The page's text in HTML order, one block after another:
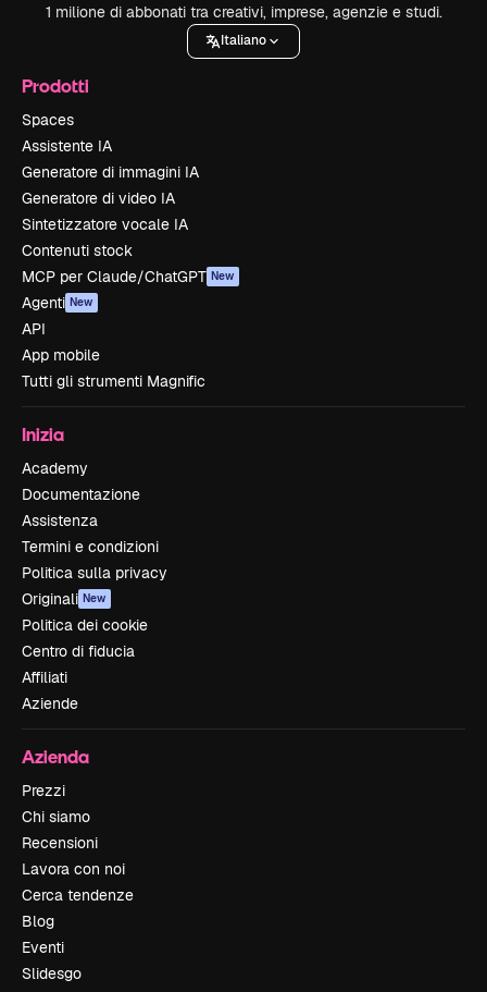
1 milione di abbonati tra creativi, imprese, agenzie e studi.
Italiano
Prodotti
Spaces
Assistente IA
Generatore di immagini IA
Generatore di video IA
Sintetizzatore vocale IA
Contenuti stock
MCP per Claude/ChatGPT New
Agenti New
API
App mobile
Tutti gli strumenti Magnific
Inizia
Academy
Documentazione
Assistenza
Termini e condizioni
Politica sulla privacy
Originali New
Politica dei cookie
Centro di fiducia
Affiliati
Aziende
Azienda
Prezzi
Chi siamo
Recensioni
Lavora con noi
Cerca tendenze
Blog
Eventi
Slidesgo